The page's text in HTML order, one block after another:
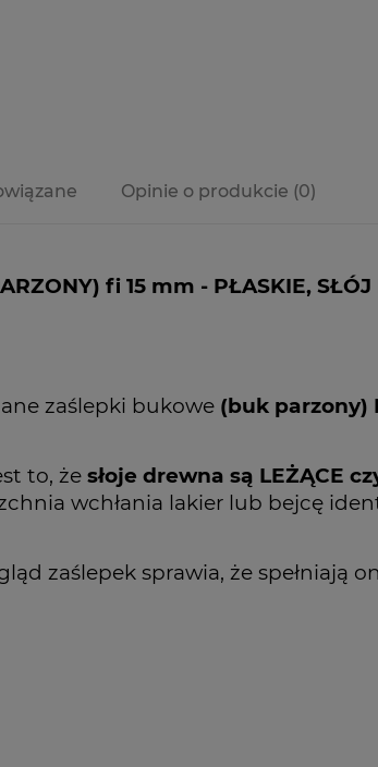
Opinie o produkcie (0)
fi 15 mm - PŁASKIE, SŁÓJ
zaślepki bukowe (buk parzony)
to, że słoje drewna są LEŻĄCE
wchłania lakier lub bejcę
zaślepek sprawia, że spełniają